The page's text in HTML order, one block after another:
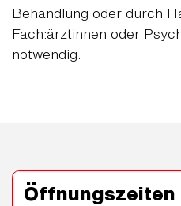
Behandlung oder durch
Fach:ärztinnen oder
notwendig.
Öffnungszeiten